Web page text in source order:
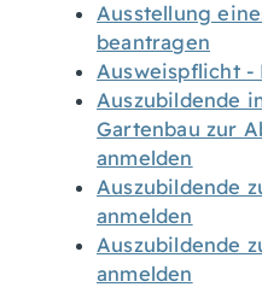
Ausstellung
beantragen
Ausweispflicht -
Auszubildende
Gartenbau zur
anmelden
Auszubildende
anmelden
Auszubildende
anmelden